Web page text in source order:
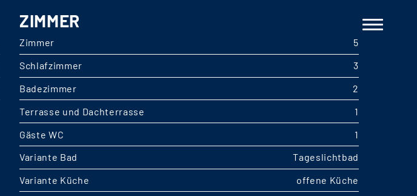
ZIMMER
Zimmer
5
Schlafzimmer
3
Badezimmer
2
Terrasse und Dachterrasse
1
Gäste WC
1
Variante Bad
Tageslichtbad
Variante Küche
offene Küche